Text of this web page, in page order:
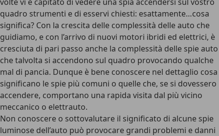
quadro strumenti e di esservi chiesti: esattamente…cosa
significa? Con la crescita delle complessità delle auto che
guidiamo, e con l’arrivo di nuovi motori ibridi ed elettrici, è
cresciuta di pari passo anche la complessità delle spie auto
che talvolta si accendono sul quadro provocando qualche
mal di pancia. Dunque è bene conoscere nel dettaglio cosa
significano le spie più comuni o quelle che, se si dovessero
accendere, comportano una rapida visita dal più vicino
meccanico o elettrauto.
Non conoscere o sottovalutare il significato di alcune spie
luminose dell’auto può provocare grandi problemi e danni